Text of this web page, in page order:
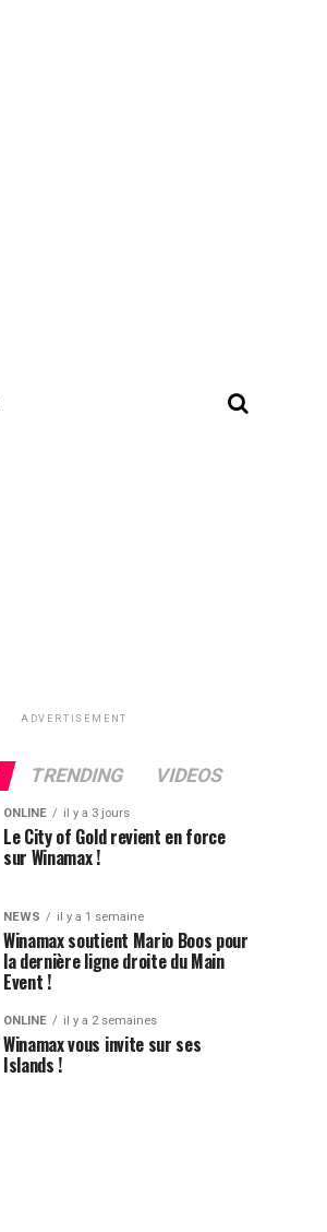
ADVERTISEMENT
TRENDING VIDEOS
ONLINE il y a 3 jours
Le City of Gold revient en force
sur Winamax !
NEWS il y a 1 semaine
Winamax soutient Mario Boos pour
la dernière ligne droite du Main
Event !
ONLINE il y a 2 semaines
Winamax vous invite sur ses
Islands !